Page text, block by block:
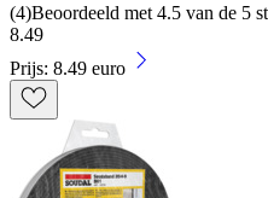
(4)Beoordeeld met 4.5 van de 5
8.49
Prijs: 8.49 euro